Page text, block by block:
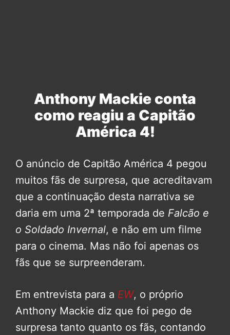
Anthony Mackie conta
como reagiu a Capitão
América 4!
O anúncio de Capitão América 4 pegou
muitos fãs de surpresa, que acreditavam
que a continuação desta narrativa se
daria em uma 2ª temporada de Falcão e
o Soldado Invernal, e não em um filme
para o cinema. Mas não foi apenas os
fãs que se surpreenderam.
Em entrevista para a EW, o próprio
Anthony Mackie diz que foi pego de
surpresa tanto quanto os fãs, contando